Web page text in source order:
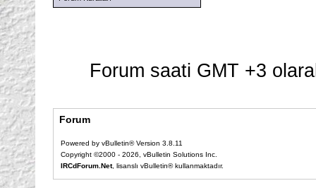
Forum saati GMT +3
Forum
Powered by vBulletin® Version 3.8.11
Copyright ©2000 - 2026, vBulletin Solutions Inc.
IRCdForum.Net, lisanslı vBulletin® kullanmaktadır.